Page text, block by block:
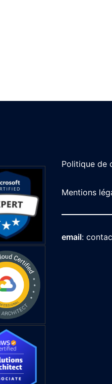
Politique de
Mentions
email: